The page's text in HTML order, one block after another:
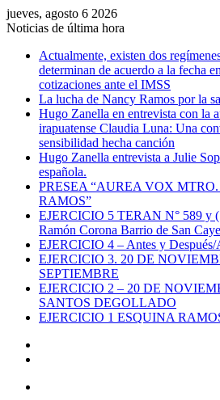
jueves, agosto 6 2026
Noticias de última hora
Actualmente, existen dos
determinan de acuerdo a la fecha
cotizaciones ante el IMSS
La lucha de Nancy Ramos por la
Hugo Zanella en entrevista con la
irapuatense Claudia Luna: Una
sensibilidad hecha canción
Hugo Zanella entrevista a Julie
española.
PRESEA “AUREA VOX
RAMOS”
EJERCICIO 5 TERAN N° 589 y (
Ramón Corona Barrio de San
EJERCICIO 4 – Antes y
EJERCICIO 3. 20 DE
SEPTIEMBRE
EJERCICIO 2 – 20 DE
SANTOS DEGOLLADO
EJERCICIO 1 ESQUINA